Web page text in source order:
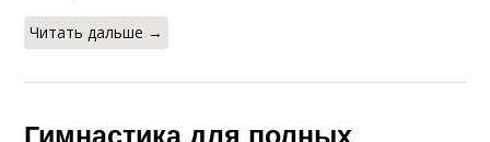
Читать дальше →
Гимнастика для полных